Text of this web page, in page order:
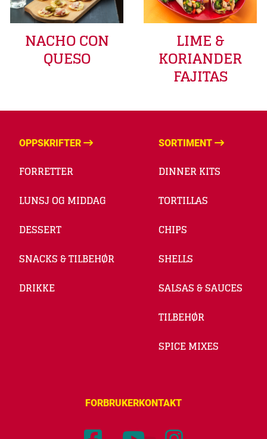
NACHO CON
QUESO
LIME &
KORIANDER
FAJITAS
OPPSKRIFTER
FORRETTER
LUNSJ OG MIDDAG
DESSERT
SNACKS & TILBEHØR
DRIKKE
SORTIMENT
DINNER KITS
TORTILLAS
CHIPS
SHELLS
SALSAS & SAUCES
TILBEHØR
SPICE MIXES
FORBRUKERKONTAKT